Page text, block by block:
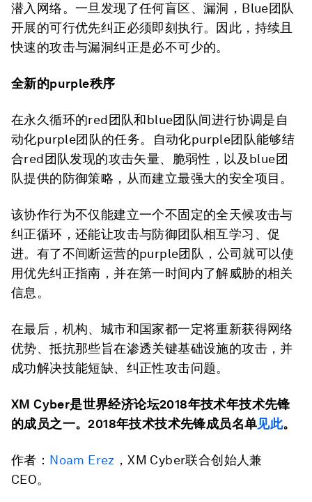
潜入网络。一旦发现了任何盲区、漏洞，Blue团队
开展的可行优先纠正必须即刻执行。因此，持续且
快速的攻击与漏洞纠正是必不可少的。
全新的purple秩序
在永久循环的red团队和blue团队间进行协调是自
动化purple团队的任务。自动化purple团队能够结
合red团队发现的攻击矢量、脆弱性，以及blue团
队提供的防御策略，从而建立最强大的安全项目。
该协作行为不仅能建立一个不固定的全天候攻击与
纠正循环，还能让攻击与防御团队相互学习、促
进。有了不间断运营的purple团队，公司就可以使
用优先纠正指南，并在第一时间内了解威胁的相关
信息。
在最后，机构、城市和国家都一定将重新获得网络
优势、抵抗那些旨在渗透关键基础设施的攻击，并
成功解决技能短缺、纠正性攻击问题。
XM Cyber是世界经济论坛2018年技术年技术先锋
的成员之一。2018年技术技术先锋成员名单见此。
作者： Noam Erez ，XM Cyber联合创始人兼
CEO。